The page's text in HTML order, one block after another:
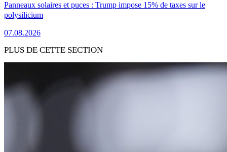
Panneaux solaires et puces : Trump impose 15% de taxes sur le
polysilicium
07.08.2026
PLUS DE CETTE SECTION